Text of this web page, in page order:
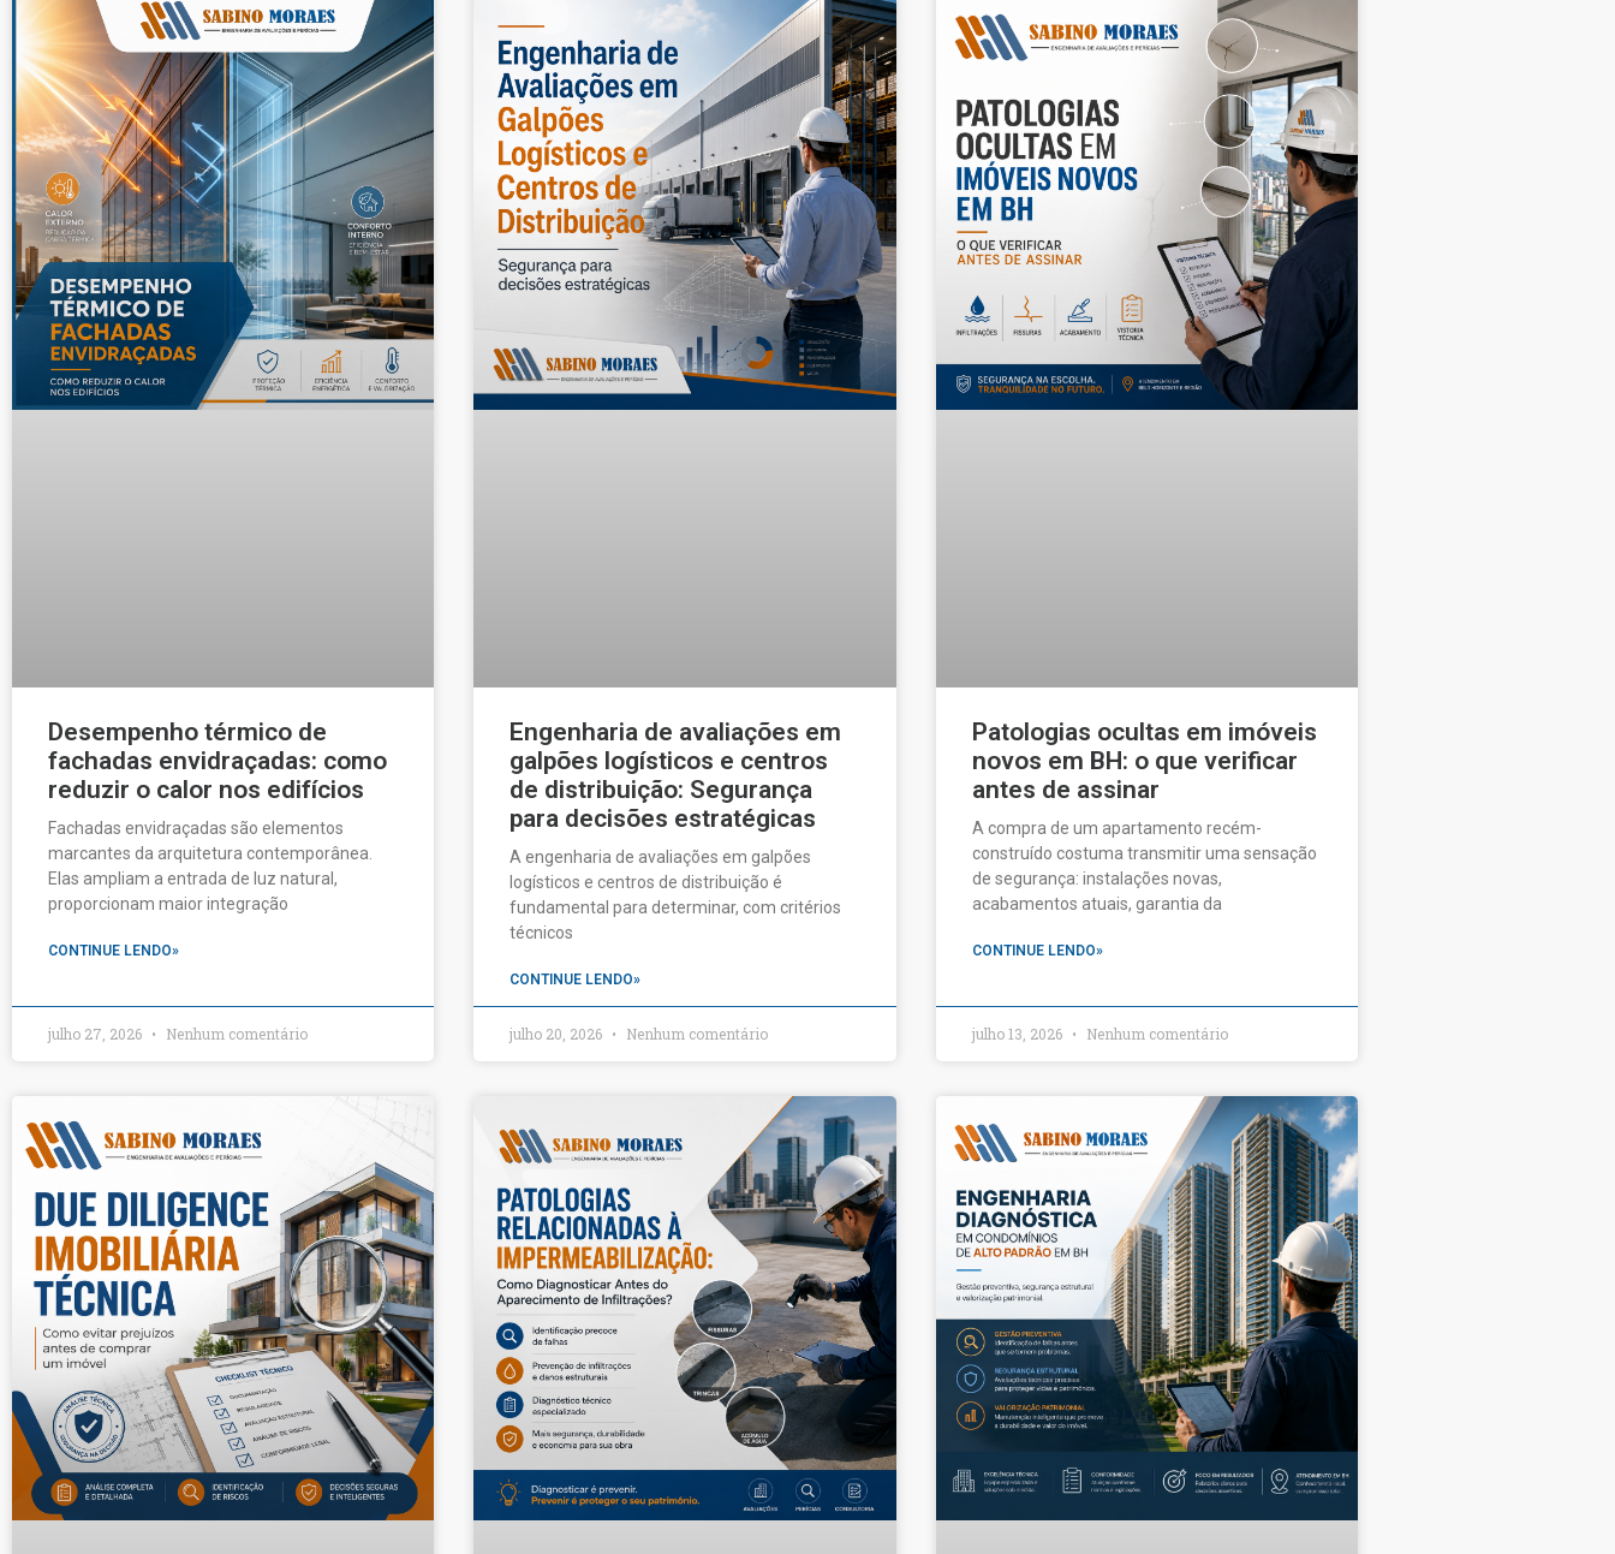
Desempenho térmico de
fachadas envidraçadas: como
reduzir o calor nos edifícios
Fachadas envidraçadas são elementos
marcantes da arquitetura contemporânea.
Elas ampliam a entrada de luz natural,
proporcionam maior integração
CONTINUE LENDO»
julho 27, 2026 Nenhum comentário
Engenharia de avaliações em
galpões logísticos e centros
de distribuição: Segurança
para decisões estratégicas
A engenharia de avaliações em galpões
logísticos e centros de distribuição é
fundamental para determinar, com critérios
técnicos
CONTINUE LENDO»
julho 20, 2026 Nenhum comentário
Patologias ocultas em imóveis
novos em BH: o que verificar
antes de assinar
A compra de um apartamento recém-
construído costuma transmitir uma sensação
de segurança: instalações novas,
acabamentos atuais, garantia da
CONTINUE LENDO»
julho 13, 2026 Nenhum comentário